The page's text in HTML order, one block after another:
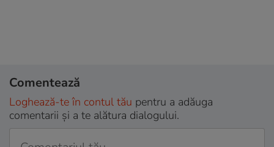
Comentează
Loghează-te în contul tău pentru a adăuga
comentarii și a te alătura dialogului.